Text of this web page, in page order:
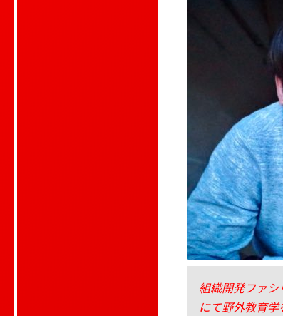
組織開発ファ
にて野外教育